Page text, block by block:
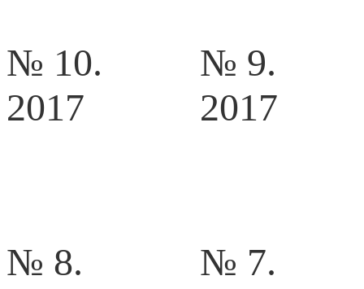
№ 10.
2017
№ 9.
2017
№ 8.
№ 7.